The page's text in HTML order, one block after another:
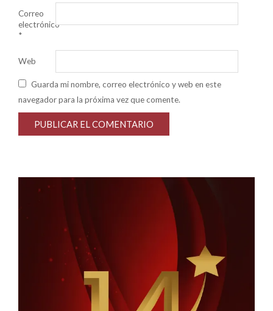
Correo
electrónico
*
Web
Guarda mi nombre, correo electrónico y web en este
navegador para la próxima vez que comente.